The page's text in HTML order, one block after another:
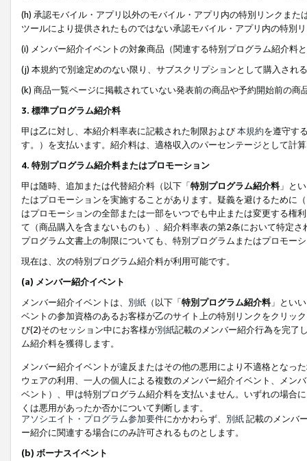
(h) 承認モバイル・アプリ以外のモバイル・アプリ内の特別リンクま
ツールにより提供されたものではない承認モバイル・アプリ内の特別
(i) メンバー紹介イベントの対象商品（関連する特別プログラム紹介料
(j) 本規約で別途定めのない限り、サブスクリプションとして購入され
(k) 商品一覧ページに掲載されていない発表前の商品や予約開始前の商
3. 標準プログラム紹介料
甲は乙に対し、本紹介料率表に記載された制限および本規約を遵守す
す。）を支払います。紹介料は、適格収入のパーセンテージとして計
4. 特別プログラム紹介料またはプロモーション
甲は随時、追加または代替紹介料（以下「特別プログラム紹介料」と
たはプロモーションを実施することがあります。疑義を避けるために
はプロモーションの全部または一部をいつでも中止または変更する権
て（商品購入を含まないものも）、紹介料率表の第2条において特定
プログラム文書上の制限についても、特別プログラムまたはプロモー
現在は、次の特別プログラム紹介料が利用可能です。
(a) メンバー紹介イベント
メンバー紹介イベントは、 別紙 （以下「特別プログラム紹介料」とい
ベントの参加資格のあるお客様が乙のサイト上の特別リンクをクリッ
び(2)そのセッション中にお客様が別紙記載のメンバー紹介行為を完了
ム紹介料を獲得します。
メンバー紹介イベントが違反またはその他の悪用により不適格となっ
ウェアの利用、一人の個人による複数のメンバー紹介イベント、メン
ベント）、甲は特別プログラム紹介料を支払いません。いずれの場合
くは悪用があったか否かについて判断します。
アソシエイト・プログラム参加要件にかかわらず、 別紙記載のメンバ
ー紹介に関連する場合にのみ許可されるものとします。
(b) ボーナスイベント